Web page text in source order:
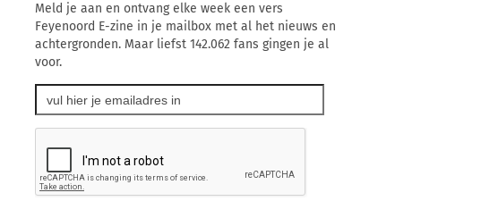
Meld je aan en ontvang elke week een vers
Feyenoord E-zine in je mailbox met al het nieuws en
achtergronden. Maar liefst 142.062 fans gingen je al
voor.